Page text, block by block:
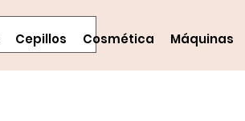
Cepillos Cosmética Máquinas